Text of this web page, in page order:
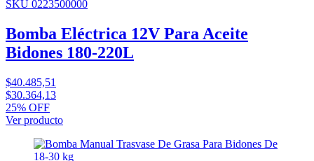
SKU 0223500000
Bomba Eléctrica 12V Para Aceite
Bidones 180-220L
$40.485,51
$30.364,13
25% OFF
Ver producto